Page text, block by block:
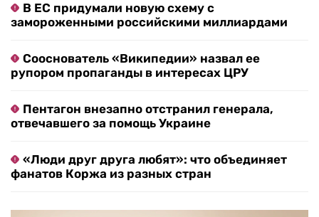
В ЕС придумали новую схему с
замороженными российскими миллиардами
Сооснователь «Википедии» назвал ее
рупором пропаганды в интересах ЦРУ
Пентагон внезапно отстранил генерала,
отвечавшего за помощь Украине
«Люди друг друга любят»: что объединяет
фанатов Коржа из разных стран